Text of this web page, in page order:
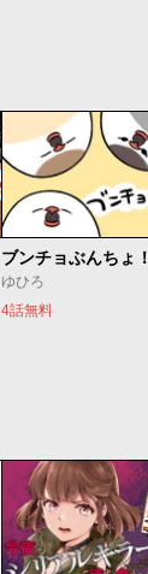
ブンチョぶんちょ！
ゆひろ
4話無料